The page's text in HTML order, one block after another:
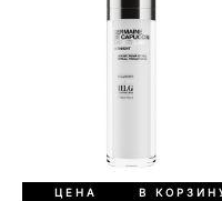
ЦЕНА В